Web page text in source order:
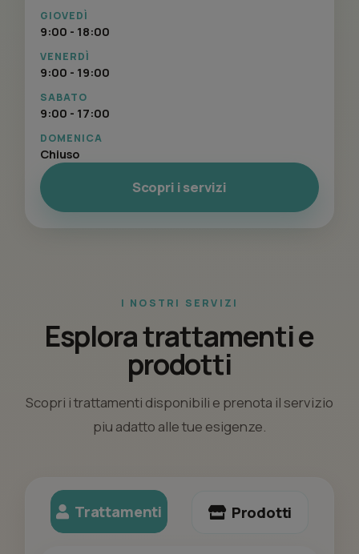
GIOVEDÌ
9:00 - 18:00
VENERDÌ
9:00 - 19:00
SABATO
9:00 - 17:00
DOMENICA
Chiuso
Scopri i servizi
I NOSTRI SERVIZI
Esplora trattamenti e
prodotti
Scopri i trattamenti disponibili e prenota il servizio
piu adatto alle tue esigenze.
Trattamenti Prodotti